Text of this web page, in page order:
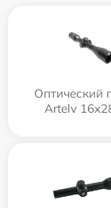
Оптический
Artelv